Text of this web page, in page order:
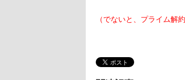
（でないと、プライム解